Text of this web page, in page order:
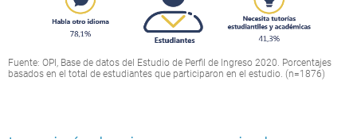
Fuente: OPI, Base de datos del Estudio de Perfil de Ingreso 2020. Porcentajes
basados en el total de estudiantes que participaron en el estudio. (n=1876)